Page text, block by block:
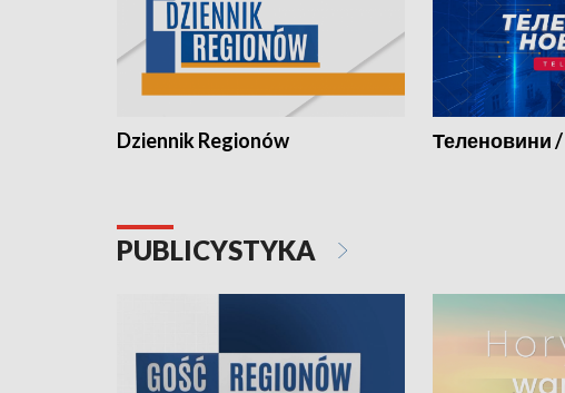
Dziennik Regionów Теленовини
PUBLICYSTYKA